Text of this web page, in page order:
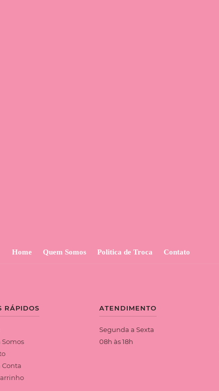
Home Quem Somos Politica de Troca Contato
RÁPIDOS
Conta
ATENDIMENTO
Segunda a Sexta
08h às 18h